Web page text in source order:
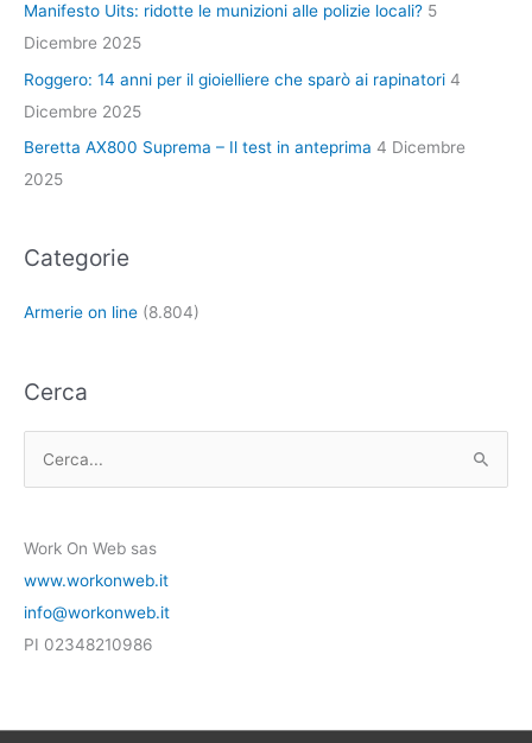
Manifesto Uits: ridotte le munizioni alle polizie locali? 5
Dicembre 2025
Roggero: 14 anni per il gioielliere che sparò ai rapinatori 4
Dicembre 2025
Beretta AX800 Suprema – Il test in anteprima 4 Dicembre
2025
Categorie
Armerie on line (8.804)
Cerca
c
a
:
Work On Web sas
www.workonweb.it
info@workonweb.it
PI 02348210986